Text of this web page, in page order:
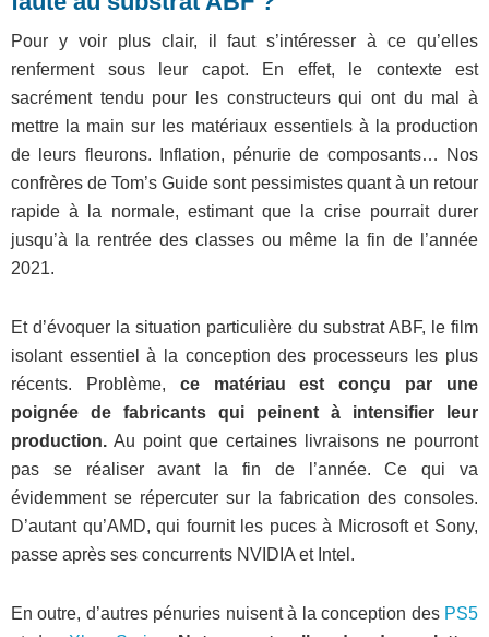
Pour y voir plus clair, il faut s’intéresser à ce qu’elles
renferment sous leur capot. En effet, le contexte est
sacrément tendu pour les constructeurs qui ont du mal à
mettre la main sur les matériaux essentiels à la production
de leurs fleurons. Inflation, pénurie de composants… Nos
confrères de Tom’s Guide sont pessimistes quant à un retour
rapide à la normale, estimant que la crise pourrait durer
jusqu’à la rentrée des classes ou même la fin de l’année
2021.
Et d’évoquer la situation particulière du substrat ABF, le film
isolant essentiel à la conception des processeurs les plus
récents. Problème, ce matériau est conçu par une
poignée de fabricants qui peinent à intensifier leur
production. Au point que certaines livraisons ne pourront
pas se réaliser avant la fin de l’année. Ce qui va
évidemment se répercuter sur la fabrication des consoles.
D’autant qu’AMD, qui fournit les puces à Microsoft et Sony,
passe après ses concurrents NVIDIA et Intel.
En outre, d’autres pénuries nuisent à la conception desPS5